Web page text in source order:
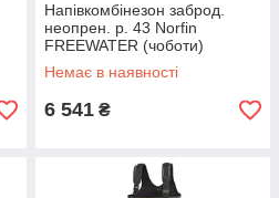
Напівкомбінезон заброд.
неопрен. р. 43 Norfin
FREEWATER (чоботи)
(81250-43)
Немає в наявності
6 541 ₴